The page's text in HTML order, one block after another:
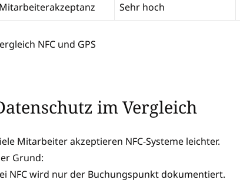
Sehr hoch
NFC und GPS
im Vergleich
Mitarbeiter akzeptieren NFC-Systeme leichter.
Grund:
NFC wird nur der Buchungspunkt dokumentiert.